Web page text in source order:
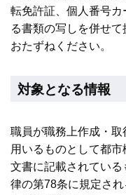
転免許証、個人番号
る書類の写しを併せ
おたずねください。
対象となる情報
職員が職務上作成・
用いるものとして都
文書に記載されてい
律の第78条に規定さ